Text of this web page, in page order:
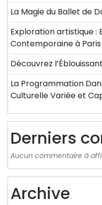
La Magie du Ballet de
Exploration artistique :
Contemporaine à Paris
Découvrez
La Programmation
Culturelle Variée et
Derniers
Aucun commentaire à
Archive